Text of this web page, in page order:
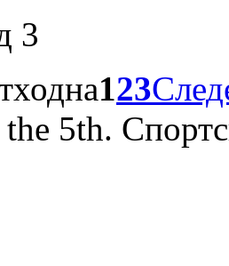
3
123
the 5th.